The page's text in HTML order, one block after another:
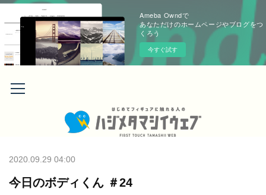
Ameba Owndで
あなただけのホームページやブログをつ
くろう
今すぐ試す
2020.09.29 04:00
今日のボディくん ＃24